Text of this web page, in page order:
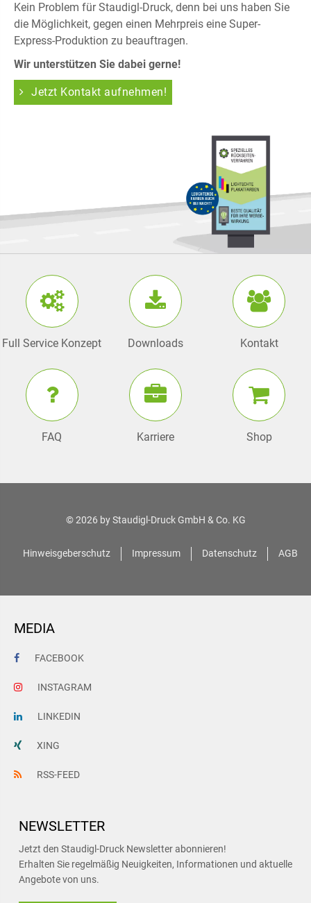
Kein Problem für Staudigl-Druck, denn bei uns haben Sie
die Möglichkeit, gegen einen Mehrpreis eine Super-
Express-Produktion zu beauftragen.
Wir unterstützen Sie dabei gerne!
Jetzt Kontakt aufnehmen!
Full Service Konzept Downloads Kontakt
FAQ Karriere Shop
© 2026 byStaudigl-Druck GmbH & Co. KG
Hinweisgeberschutz Impressum Datenschutz AGB
MEDIA
FACEBOOK
INSTAGRAM
LINKEDIN
XING
RSS-FEED
NEWSLETTER
Jetzt den Staudigl-Druck Newsletter abonnieren!
Erhalten Sie regelmäßig Neuigkeiten, Informationen und aktuelle
Angebote von uns.